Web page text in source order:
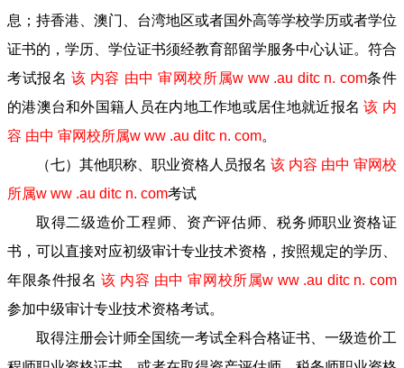
息；持香港、澳门、台湾地区或者国外高等学校学历或者学位
证书的，学历、学位证书须经教育部留学服务中心认证。符合
考试报名 该 内容 由中 审网校所属w ww .au ditc n. com条件
的港澳台和外国籍人员在内地工作地或居住地就近报名 该 内
容 由中 审网校所属w ww .au ditc n. com。
（七）其他职称、职业资格人员报名 该 内容 由中 审网校
所属w ww .au ditc n. com考试
取得二级造价工程师、资产评估师、税务师职业资格证
书，可以直接对应初级审计专业技术资格，按照规定的学历、
年限条件报名 该 内容 由中 审网校所属w ww .au ditc n. com
参加中级审计专业技术资格考试。
取得注册会计师全国统一考试全科合格证书、一级造价工